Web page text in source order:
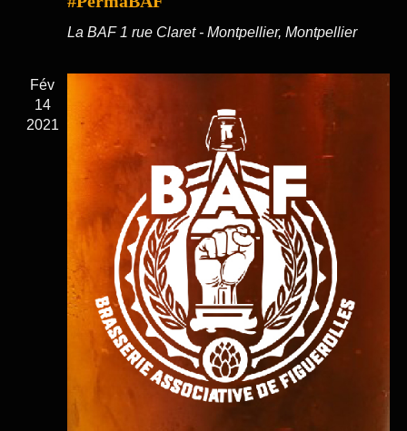
La BAF 1 rue Claret - Montpellier, Montpellier
Fév
14
2021